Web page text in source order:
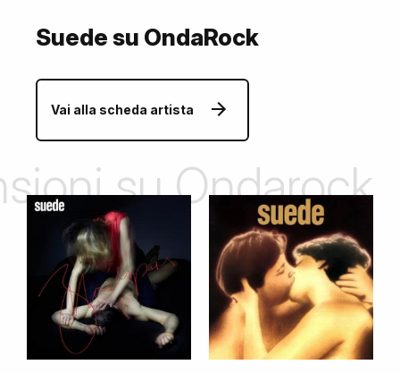
Suede su OndaRock
Vai alla scheda artista
su Ondarock